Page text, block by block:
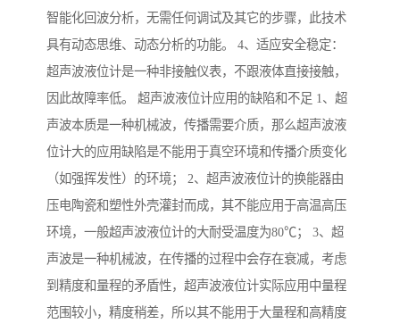
智能化回波分析，无需任何调试及其它的步骤，此技术
具有动态思维、动态分析的功能。 4、适应安全稳定：
超声波液位计是一种非接触仪表，不跟液体直接接触，
因此故障率低。 超声波液位计应用的缺陷和不足 1、超
声波本质是一种机械波，传播需要介质，那么超声波液
位计大的应用缺陷是不能用于真空环境和传播介质变化
（如强挥发性）的环境； 2、超声波液位计的换能器由
压电陶瓷和塑性外壳灌封而成，其不能应用于高温高压
环境，一般超声波液位计的大耐受温度为80℃； 3、超
声波是一种机械波，在传播的过程中会存在衰减，考虑
到精度和量程的矛盾性，超声波液位计实际应用中量程
范围较小，精度稍差，所以其不能用于大量程和高精度